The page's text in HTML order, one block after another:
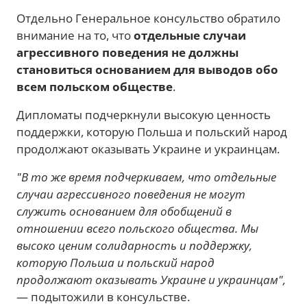
Отдельно Генеральное консульство обратило
внимание на то, чтоотдельные случаи
агрессивного поведения не должны
становиться основанием для выводов обо
всем польском обществе.
Дипломаты подчеркнули высокую ценность
поддержки, которую Польша и польский народ
продолжают оказывать Украине и украинцам.
"В то же время подчеркиваем, что отдельные
случаи агрессивного поведения не могут
служить основанием для обобщений в
отношении всего польского общества. Мы
высоко ценим солидарность и поддержку,
которую Польша и польский народ
продолжают оказывать Украине и украинцам",
— подытожили в консульстве.